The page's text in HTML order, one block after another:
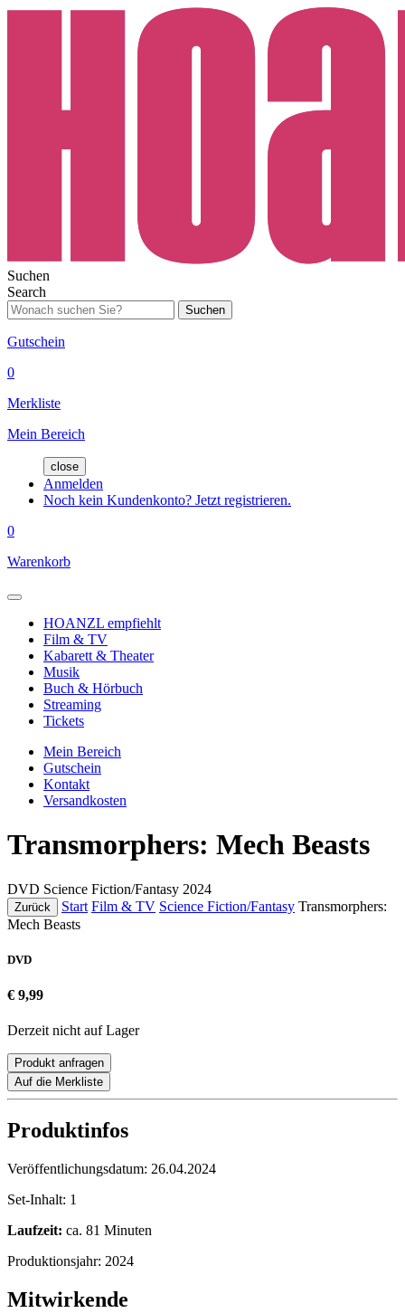
Suchen
Search
Suchen
Gutschein
0
Merkliste
Mein Bereich
close
Anmelden
Noch kein Kundenkonto? Jetzt registrieren.
0
Warenkorb
HOANZL empfiehlt
Film & TV
Kabarett & Theater
Musik
Buch & Hörbuch
Streaming
Tickets
Mein Bereich
Gutschein
Kontakt
Versandkosten
Transmorphers: Mech Beasts
DVD Science Fiction/Fantasy 2024
Zurück Start Film & TV Science Fiction/Fantasy Transmorphers:
Mech Beasts
DVD
€ 9,99
Derzeit nicht auf Lager
Produkt anfragen
Auf die Merkliste
Produktinfos
Veröffentlichungsdatum: 26.04.2024
Set-Inhalt: 1
Laufzeit: ca. 81 Minuten
Produktionsjahr: 2024
Mitwirkende